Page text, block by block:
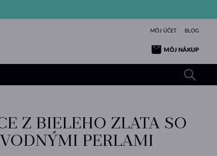
MÔJ ÚČET BLOG
MÔJ NÁKUP
ŽLTÉ ZLATO
RUŽOVÉ ZLATO
TANZANITY
TOPÁSY
TURMALÍNY
VLTAVÍNY
ZAFÍRY
SMARAGDY
Z BIELEHO ZLATA SO
PERLAMI